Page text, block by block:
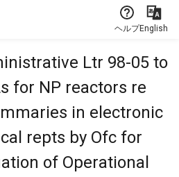
ヘルプEnglish
Ltr 98-05 to
for NP reactors re
in electronic
repts by Ofc for
of Operational